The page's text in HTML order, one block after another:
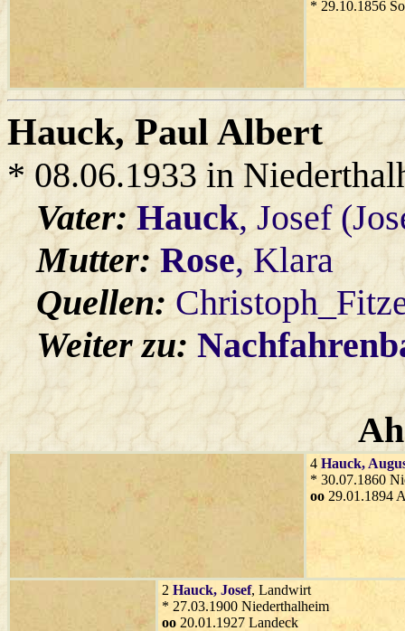
* 29.10.1856
Hauck, Paul Albert
* 08.06.1933 in
Vater:Hauck, Josef
Mutter:Rose, Klara
Quellen:
Weiter zu:
4 Hauck,
* 30.07.1860
oo 29.01.1894
2 Hauck, Josef, Landwirt
* 27.03.1900 Niederthalheim
oo 20.01.1927 Landeck